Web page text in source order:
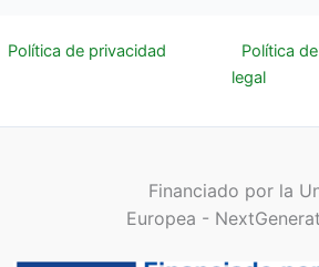
Política de privacidad
legal
Financiado por la
Europea -